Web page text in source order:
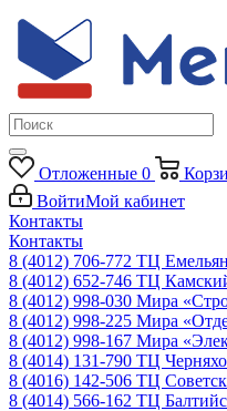
Отложенные 0
ВойтиМой кабинет
Контакты
Контакты
8 (4012) 706-772 ТЦ
8 (4012) 652-746 ТЦ
8 (4012) 998-030 Мира
8 (4012) 998-225 Мира
8 (4012) 998-167 Мира
8 (4014) 131-790 ТЦ
8 (4016) 142-506 ТЦ Советск
8 (4014) 566-162 ТЦ